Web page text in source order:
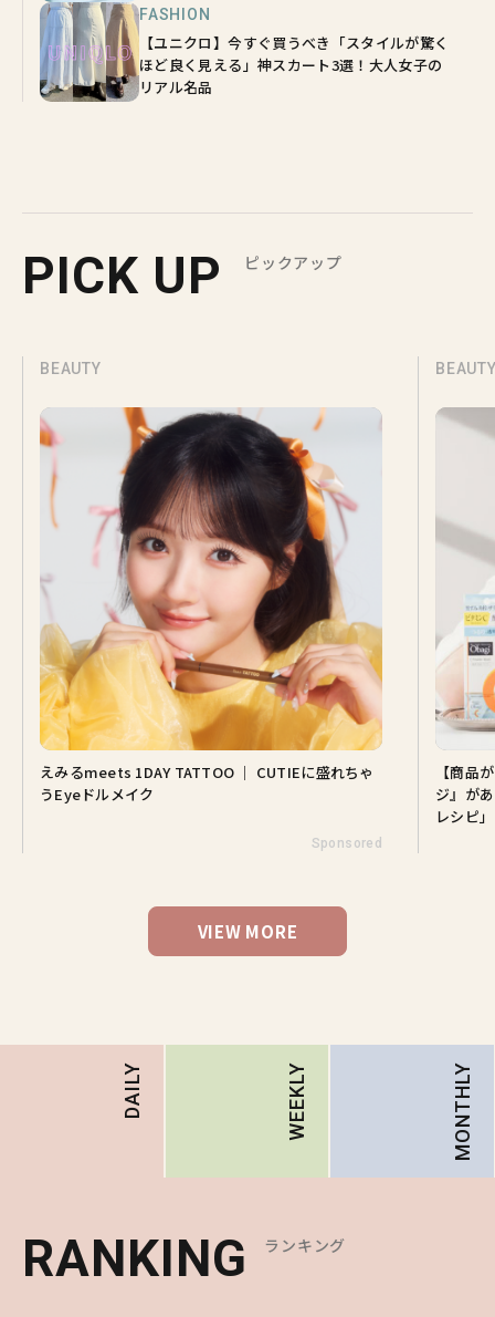
FASHION
【ユニクロ】今すぐ買うべき「スタイルが驚く
ほど良く見える」神スカート3選！大人女子の
リアル名品
PICK UP ピックアップ
BEAUTY
えみるmeets 1DAY TATTOO ｜ CUTIEに盛れちゃ
うEyeドルメイク
Sponsored
【商品
ジ』が
レシピ」
VIEW MORE
DAILY WEEKLY MONTHLY
RANKING ランキング
RANKING ランキング
RANKING ランキング